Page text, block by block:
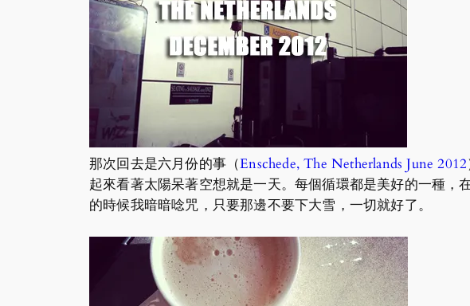
那次回去是六月份的事（Enschede, The Netherlands June 2012
起來看著太陽呆著空想就是一天。每個循環都是美好的一種
的時候我暗暗唸咒，只要那邊不要下大雪，一切就好了。